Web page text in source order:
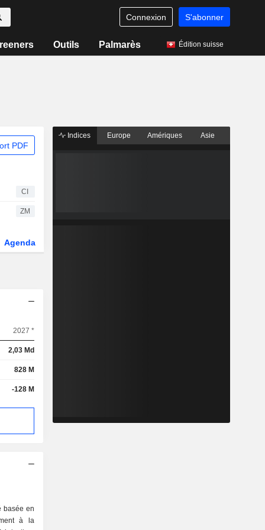
Connexion S'abonner
Outils Palmarès Édition suisse
PDF
CI
ZM
Agenda
2027 *
2,03 Md
828 M
-128 M
basée en
à la
Indices Europe Amériques Asie